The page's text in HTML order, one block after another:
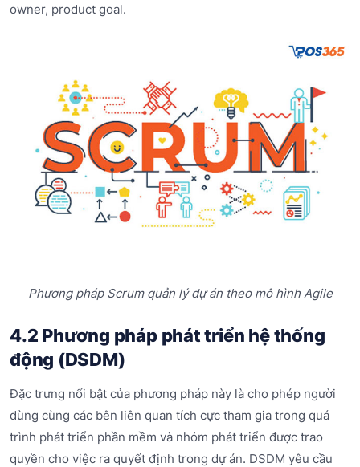
owner, product goal.
Phương pháp Scrum quản lý dự án theo mô hình Agile
4.2 Phương pháp phát triển hệ thống
động (DSDM)
Đặc trưng nổi bật của phương pháp này là cho phép người
dùng cùng các bên liên quan tích cực tham gia trong quá
trình phát triển phần mềm và nhóm phát triển được trao
quyền cho việc ra quyết định trong dự án. DSDM yêu cầu